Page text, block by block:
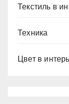
Текстиль в
Техника
Цвет в